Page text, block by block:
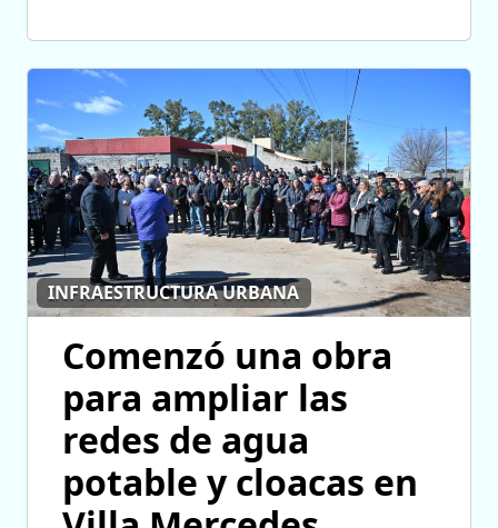
INFRAESTRUCTURA URBANA
Comenzó una obra
para ampliar las
redes de agua
potable y cloacas en